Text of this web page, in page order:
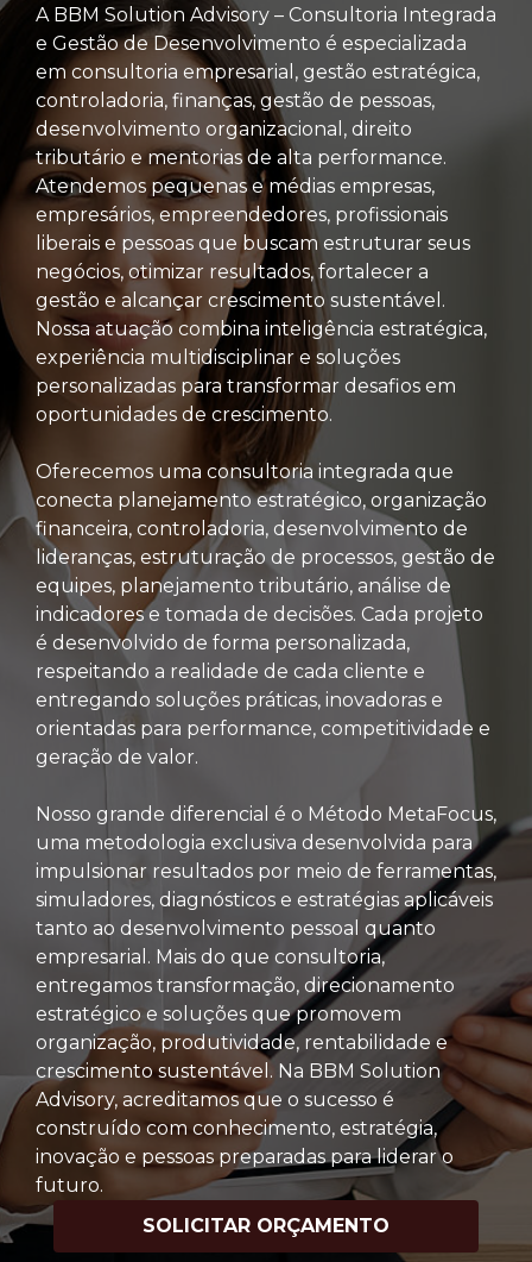
A BBM Solution Advisory – Consultoria Integrada
e Gestão de Desenvolvimento é especializada
em consultoria empresarial, gestão estratégica,
controladoria, finanças, gestão de pessoas,
desenvolvimento organizacional, direito
tributário e mentorias de alta performance.
Atendemos pequenas e médias empresas,
empresários, empreendedores, profissionais
liberais e pessoas que buscam estruturar seus
negócios, otimizar resultados, fortalecer a
gestão e alcançar crescimento sustentável.
Nossa atuação combina inteligência estratégica,
experiência multidisciplinar e soluções
personalizadas para transformar desafios em
oportunidades de crescimento.
Oferecemos uma consultoria integrada que
conecta planejamento estratégico, organização
financeira, controladoria, desenvolvimento de
lideranças, estruturação de processos, gestão de
equipes, planejamento tributário, análise de
indicadores e tomada de decisões. Cada projeto
é desenvolvido de forma personalizada,
respeitando a realidade de cada cliente e
entregando soluções práticas, inovadoras e
orientadas para performance, competitividade e
geração de valor.
Nosso grande diferencial é o Método MetaFocus,
uma metodologia exclusiva desenvolvida para
impulsionar resultados por meio de ferramentas,
simuladores, diagnósticos e estratégias aplicáveis
tanto ao desenvolvimento pessoal quanto
empresarial. Mais do que consultoria,
entregamos transformação, direcionamento
estratégico e soluções que promovem
organização, produtividade, rentabilidade e
crescimento sustentável. Na BBM Solution
Advisory, acreditamos que o sucesso é
construído com conhecimento, estratégia,
inovação e pessoas preparadas para liderar o
futuro.
SOLICITAR ORÇAMENTO